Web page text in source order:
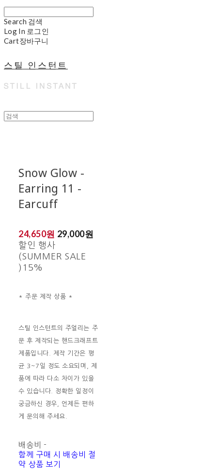
Search 검색
Log In 로그인
Cart장바구니
스틸 인스턴트
Snow Glow -
Earring 11 -
Earcuff
24,650원 29,000원
할인 행사
(SUMMER SALE
) 15%
* 주문 제작 상품 *
스틸 인스턴트의 주얼리는 주
문 후 제작되는 핸드크래프트
제품입니다. 제작 기간은 평
균 3~7일 정도 소요되며, 제
품에 따라 다소 차이가 있을
수 있습니다. 정확한 일정이
궁금하신 경우, 언제든 편하
게 문의해 주세요.
배송비 -
함께 구매 시 배송비 절
약 상품 보기